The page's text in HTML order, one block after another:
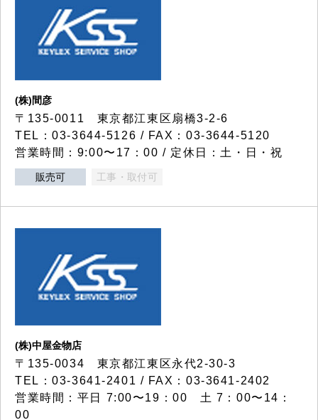
(株)間彦
〒135-0011 東京都江東区扇橋3-2-6
TEL：03-3644-5126 / FAX：03-3644-5120
営業時間：9:00〜17：00 / 定休日：土・日・祝
販売可 工事・取付可
(株)中屋金物店
〒135-0034 東京都江東区永代2-30-3
TEL：03-3641-2401 / FAX：03-3641-2402
営業時間：平日 7:00〜19：00 土 7：00〜14：
00